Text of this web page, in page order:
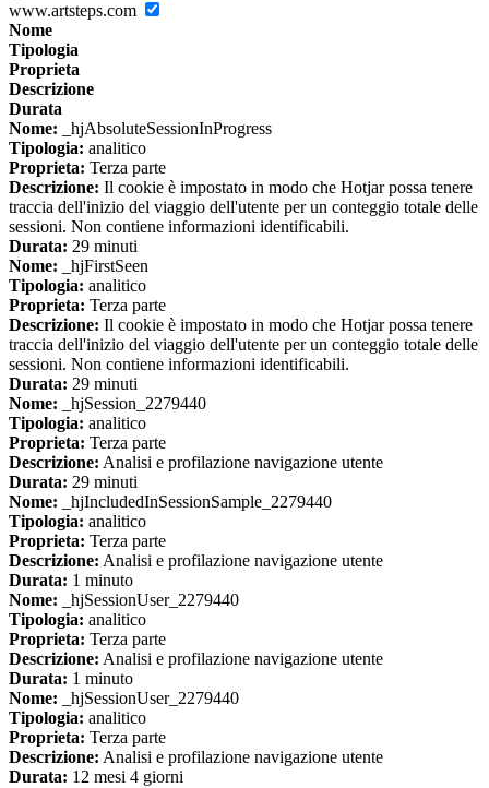
www.artsteps.com
Nome
Tipologia
Proprieta
Descrizione
Durata
Nome: _hjAbsoluteSessionInProgress
Tipologia: analitico
Proprieta: Terza parte
Descrizione: Il cookie è impostato in modo che Hotjar possa tenere
traccia dell'inizio del viaggio dell'utente per un conteggio totale delle
sessioni. Non contiene informazioni identificabili.
Durata: 29 minuti
Nome: _hjFirstSeen
Tipologia: analitico
Proprieta: Terza parte
Descrizione: Il cookie è impostato in modo che Hotjar possa tenere
traccia dell'inizio del viaggio dell'utente per un conteggio totale delle
sessioni. Non contiene informazioni identificabili.
Durata: 29 minuti
Nome: _hjSession_2279440
Tipologia: analitico
Proprieta: Terza parte
Descrizione: Analisi e profilazione navigazione utente
Durata: 29 minuti
Nome: _hjIncludedInSessionSample_2279440
Tipologia: analitico
Proprieta: Terza parte
Descrizione: Analisi e profilazione navigazione utente
Durata: 1 minuto
Nome: _hjSessionUser_2279440
Tipologia: analitico
Proprieta: Terza parte
Descrizione: Analisi e profilazione navigazione utente
Durata: 1 minuto
Nome: _hjSessionUser_2279440
Tipologia: analitico
Proprieta: Terza parte
Descrizione: Analisi e profilazione navigazione utente
Durata: 12 mesi 4 giorni